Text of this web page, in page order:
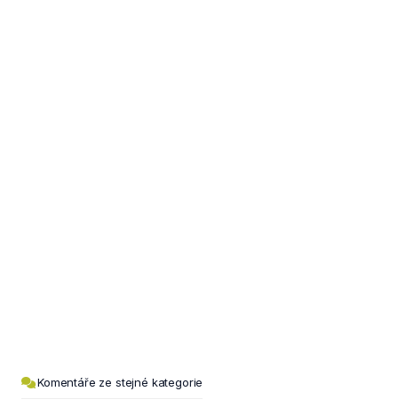
Komentáře ze stejné kategorie